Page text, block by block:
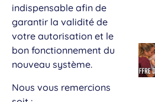
indispensable afin de
garantir la validité de
votre autorisation et le
bon fonctionnement du
nouveau système.
Nous vous remercions